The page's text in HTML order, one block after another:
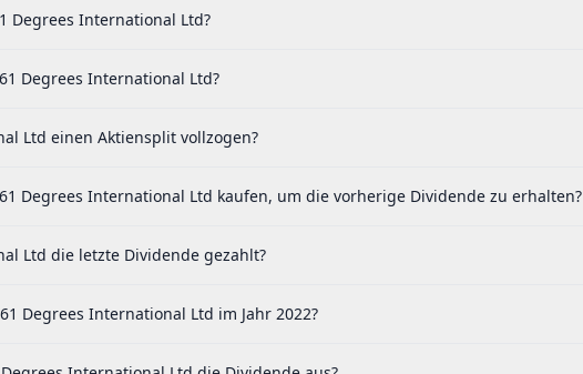
Degrees International Ltd?
Degrees International Ltd?
Ltd einen Aktiensplit vollzogen?
Degrees International Ltd kaufen, um die vorherige Dividende zu erhalten?
Ltd die letzte Dividende gezahlt?
Degrees International Ltd im Jahr 2022?